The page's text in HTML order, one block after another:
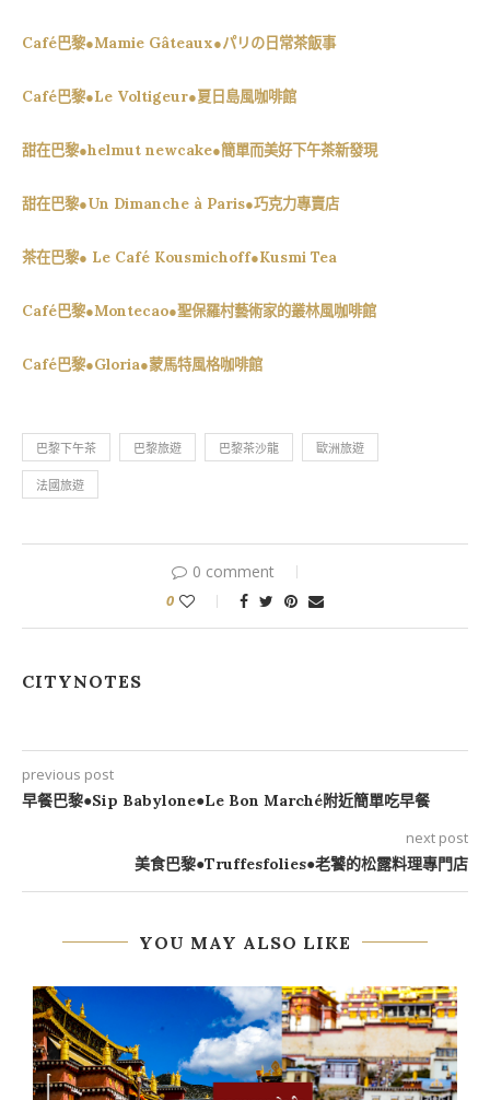
Café巴黎●Mamie Gâteaux●パリの日常茶飯事
Café巴黎●Le Voltigeur●夏日島風咖啡館
甜在巴黎●helmut newcake●簡單而美好下午茶新發現
甜在巴黎●Un Dimanche à Paris●巧克力專賣店
茶在巴黎● Le Café Kousmichoff●Kusmi Tea
Café巴黎●Montecao●聖保羅村藝術家的叢林風咖啡館
Café巴黎●Gloria●蒙馬特風格咖啡館
巴黎下午茶 巴黎旅遊 巴黎茶沙龍 歐洲旅遊
法國旅遊
0 comment
0
CITYNOTES
previous post
早餐巴黎●Sip Babylone●Le Bon Marché附近簡單吃早餐
next post
美食巴黎●Truffesfolies●老饕的松露料理專門店
YOU MAY ALSO LIKE